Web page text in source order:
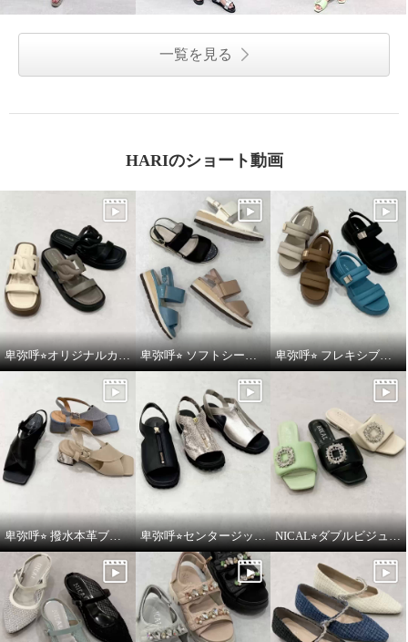
一覧を見る
HARIのショート動画
卑弥呼⭐︎オリジナルカットワークボリュームソールサンダルをご紹介いたします。 卑弥呼⭐︎ ソフトシープレザーフレキシブルベルトパデットサンダルをご紹介いたします。 卑弥呼⭐︎ フレキシブルベルト厚底パデットサンダルをご紹介いたします。
卑弥呼⭐︎ 撥水本革ブロックヒールカバードクロスサンダルをご紹介いたします。 卑弥呼⭐︎センタージッププラットフォームサンダルをご紹介いたします。 NICAL⭐︎ダブルビジューパデッドミュールサンダルをご紹介いたします。